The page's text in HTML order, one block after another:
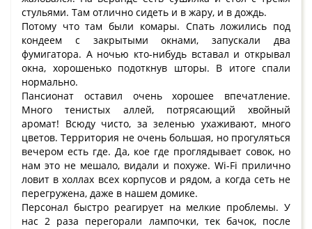
стульями. Там отлично сидеть и в жару, и в дождь.
Потому что там были комары. Спать ложились под
кондеем с закрытыми окнами, запускали два
фумигатора. А ночью кто-нибудь вставал и открывал
окна, хорошенько подоткнув шторы. В итоге спали
нормально.
Пансионат оставил очень хорошее впечатление.
Много тенистых аллей, потрясающий хвойный
аромат! Всюду чисто, за зеленью ухаживают, много
цветов. Территория не очень большая, но прогуляться
вечером есть где. Да, кое где проглядывает совок, но
нам это не мешало, видали и похуже. Wi-Fi прилично
ловит в холлах всех корпусов и рядом, а когда сеть не
перегружена, даже в нашем домике.
Персонал быстро реагирует на мелкие проблемы. У
нас 2 раза перегорали лампочки, тек бачок, после